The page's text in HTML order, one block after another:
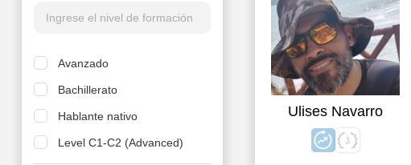
Ulises Navarro
Avanzado
Bachillerato
Hablante nativo
Level C1-C2 (Advanced)